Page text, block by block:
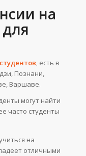
на
, есть в
Познани,
Варшаве.
могут найти
часто студенты
на
отличными